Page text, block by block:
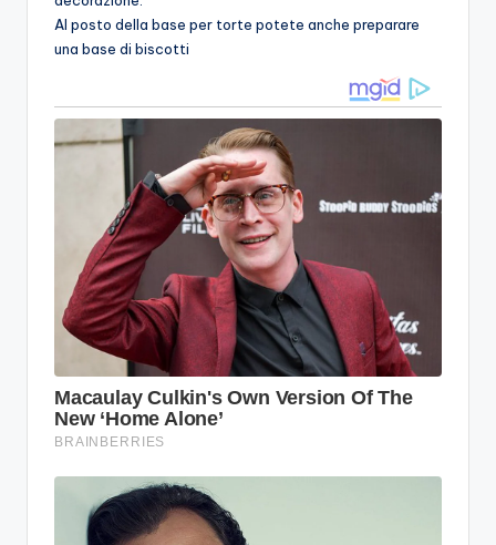
Al posto della base per torte potete anche preparare
una base di biscotti